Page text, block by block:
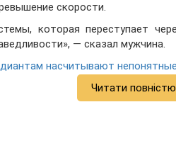
скорости.
которая переступает
— сказал мужчина.
насчитывают
Читати повністю